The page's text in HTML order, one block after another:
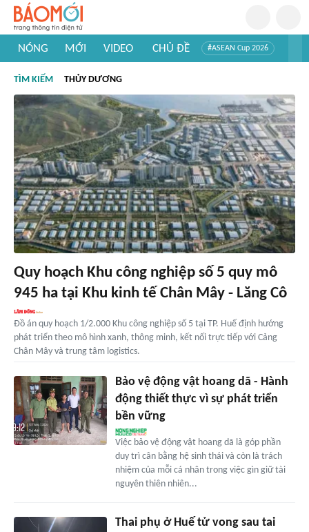
NÓNG MỚI VIDEO CHỦ ĐỀ #ASEAN Cup 2026
#Khám phá thế giới
TÌM KIẾM THỦY DƯƠNG
Quy hoạch Khu công nghiệp số 5 quy mô
945 ha tại Khu kinh tế Chân Mây - Lăng Cô
Đồ án quy hoạch 1/2.000 Khu công nghiệp số 5 tại TP. Huế định hướng
phát triển theo mô hình xanh, thông minh, kết nối trực tiếp với Cảng
Chân Mây và trung tâm logistics.
Bảo vệ động vật hoang dã - Hành
động thiết thực vì sự phát triển
bền vững
Việc bảo vệ động vật hoang dã là góp phần
duy trì cân bằng hệ sinh thái và còn là trách
nhiệm của mỗi cá nhân trong việc gìn giữ tài
nguyên thiên nhiên...
Thai phụ ở Huế tử vong sau tai